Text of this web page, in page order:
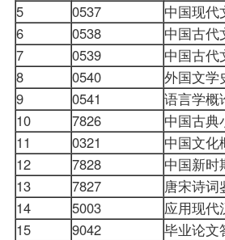
5
0537
中国现
6
0538
中国古代
7
0539
中国古代
8
0540
外国文学
9
0541
语言学概
10
7826
中国古
11
0321
中国文
12
7828
中国新
13
7827
唐宋诗
14
5003 应用现代
15
9042
毕业论